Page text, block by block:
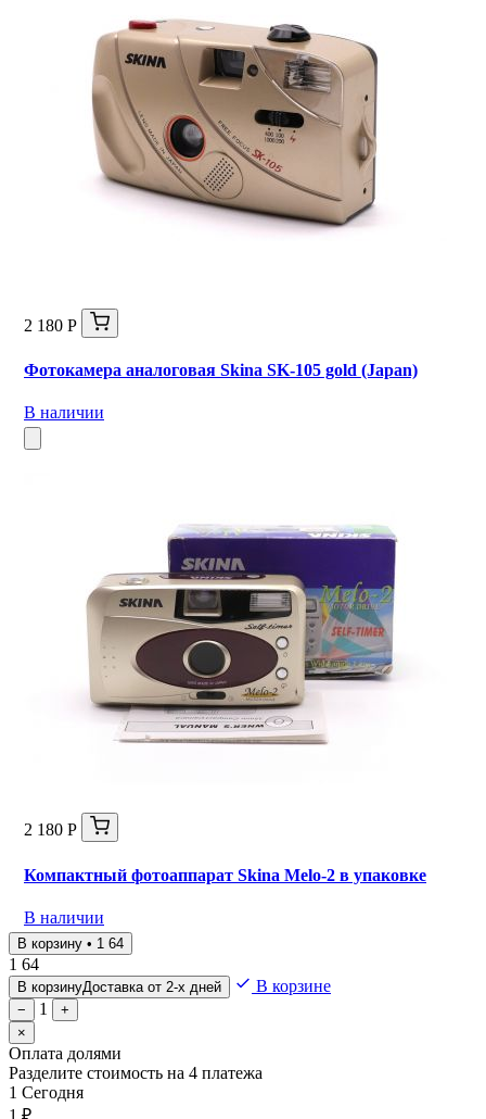
2 180 Р
Фотокамера аналоговая Skina SK-105 gold (Japan)
В наличии
2 180 Р
Компактный фотоаппарат Skina Melo-2 в упаковке
В наличии
В корзину • 1 64
1 64
В корзинуДоставка от 2-х дней В корзине
− 1
+
×
Оплата долями
Разделите стоимость на 4 платежа
1 Сегодня
1 ₽